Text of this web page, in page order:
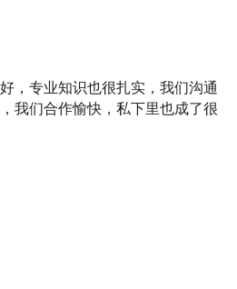
，专业知识也很扎实，我们沟通
我们合作愉快，私下里也成了很